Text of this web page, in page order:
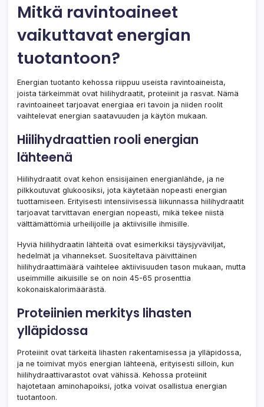
Mitkä ravintoaineet
vaikuttavat energian
tuotantoon?
Energian tuotanto kehossa riippuu useista ravintoaineista,
joista tärkeimmät ovat hiilihydraatit, proteiinit ja rasvat. Nämä
ravintoaineet tarjoavat energiaa eri tavoin ja niiden roolit
vaihtelevat energian saatavuuden ja käytön mukaan.
Hiilihydraattien rooli energian
lähteenä
Hiilihydraatit ovat kehon ensisijainen energianlähde, ja ne
pilkkoutuvat glukoosiksi, jota käytetään nopeasti energian
tuottamiseen. Erityisesti intensiivisessä liikunnassa hiilihydraatit
tarjoavat tarvittavan energian nopeasti, mikä tekee niistä
välttämättömiä urheilijoille ja aktiivisille ihmisille.
Hyviä hiilihydraatin lähteitä ovat esimerkiksi täysjyväviljat,
hedelmät ja vihannekset. Suositeltava päivittäinen
hiilihydraattimäärä vaihtelee aktiivisuuden tason mukaan, mutta
useimmille aikuisille se on noin 45-65 prosenttia
kokonaiskalorimäärästä.
Proteiinien merkitys lihasten
ylläpidossa
Proteiinit ovat tärkeitä lihasten rakentamisessa ja ylläpidossa,
ja ne toimivat myös energian lähteenä, erityisesti silloin, kun
hiilihydraattivarastot ovat vähissä. Kehossa proteiinit
hajotetaan aminohapoiksi, jotka voivat osallistua energian
tuotantoon.